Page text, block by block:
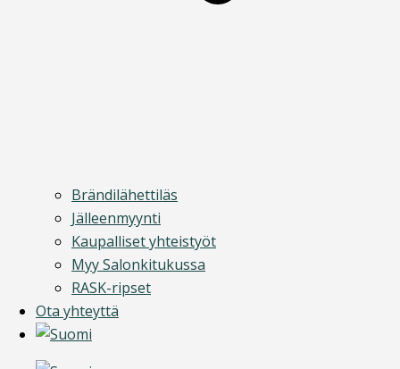
Brändilähettiläs
Jälleenmyynti
Kaupalliset yhteistyöt
Myy Salonkitukussa
RASK-ripset
Ota yhteyttä